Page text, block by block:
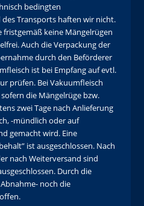
bedingten
Transports haften wir nicht.
fristgemäß keine Mängelrügen
Auch die Verpackung der
durch den Beförderer
ist bei Empfang auf evtl.
prüfen. Bei Vakuumfleisch
die Mängelrüge bzw.
zwei Tage nach Anlieferung
-mündlich oder auf
gemacht wird. Eine
ist ausgeschlossen. Nach
nach Weiterversand sind
Durch die
noch die